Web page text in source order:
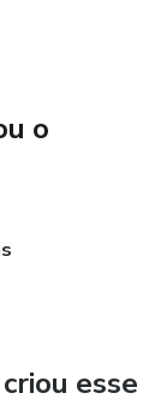
o
esse